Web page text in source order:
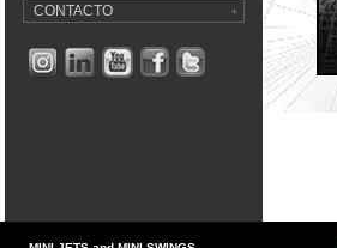
CONTACTO